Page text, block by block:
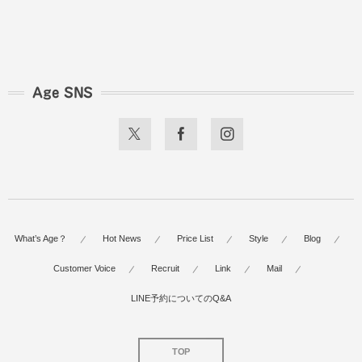
Age SNS
What’s Age？ Hot News Price List Style Blog
Customer Voice Recruit Link Mail
LINE予約についてのQ&A
TOP